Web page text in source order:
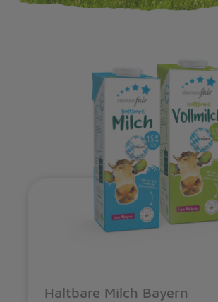
Haltbare Milch Bayern